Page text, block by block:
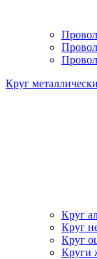
Круг
Круг
Круг
Круг
Круги